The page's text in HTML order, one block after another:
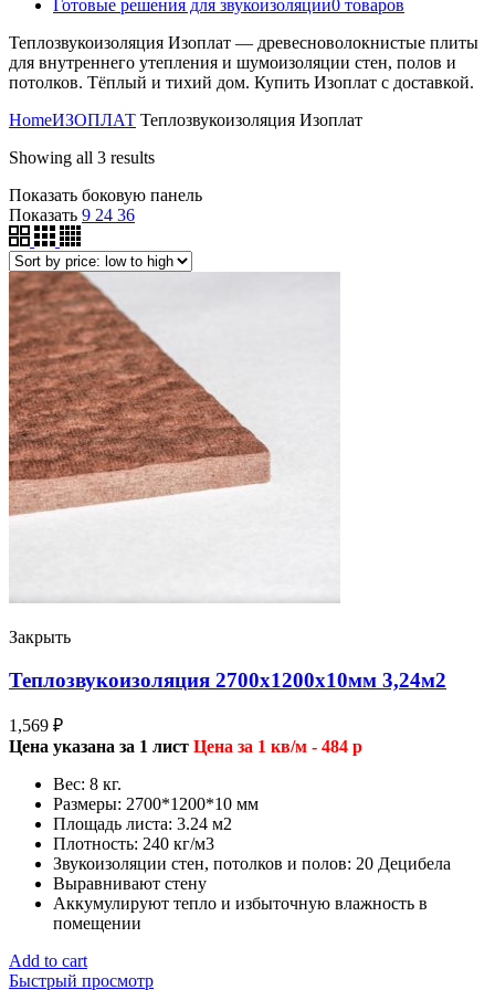
Готовые решения для звукоизоляции0 товаров
Теплозвукоизоляция Изоплат — древесноволокнистые плиты
для внутреннего утепления и шумоизоляции стен, полов и
потолков. Тёплый и тихий дом. Купить Изоплат с доставкой.
HomeИЗОПЛАТ Теплозвукоизоляция Изоплат
Showing all 3 results
Показать боковую панель
Показать 9 24 36
Закрыть
Теплозвукоизоляция 2700х1200х10мм 3,24м2
1,569 ₽
Цена указана за 1 лист Цена за 1 кв/м - 484 р
Вес: 8 кг.
Размеры: 2700*1200*10 мм
Площадь листа: 3.24 м2
Плотность: 240 кг/м3
Звукоизоляции стен, потолков и полов: 20 Децибела
Выравнивают стену
Аккумулируют тепло и избыточную влажность в
помещении
Add to cart
Быстрый просмотр